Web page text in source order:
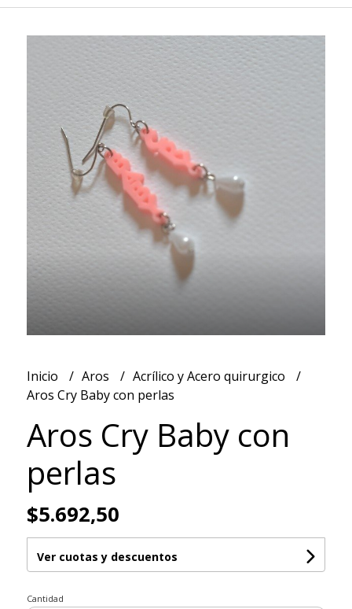
Inicio Aros
Acrílico y Acero quirurgico
Aros Cry Baby con perlas
Aros Cry Baby con
perlas
$5.692,50
Ver cuotas y descuentos
Cantidad